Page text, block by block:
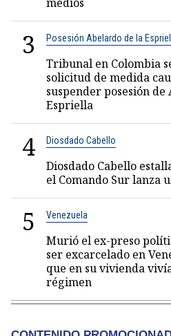
3 Posesión Abelardo de la
Tribunal en Colombia
solicitud de medida
suspender posesión de
Espriella
4 Diosdado Cabello
Diosdado Cabello
el Comando Sur lanza
5 Venezuela
Murió el ex-preso
ser excarcelado en
que en su vivienda
régimen